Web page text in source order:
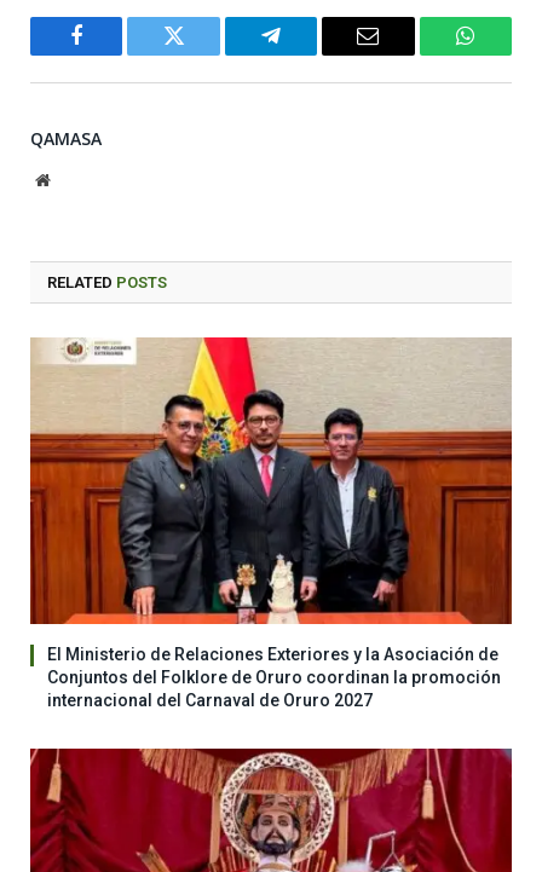
Facebook Twitter Telegram Email
QAMASA
Website
RELATED POSTS
El Ministerio de Relaciones Exteriores y la Asociación de
Conjuntos del Folklore de Oruro coordinan la promoción
internacional del Carnaval de Oruro 2027